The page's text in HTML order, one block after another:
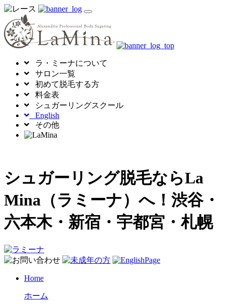
toggle
navigation
ラ・ミーナについて
サロン一覧
初めて脱毛する方
料金表
シュガーリングスクール
English
その他
シュガーリング脱毛ならLa
Mina（ラミーナ）へ！渋谷・
六本木・新宿・宇都宮・札幌
Home
ホーム